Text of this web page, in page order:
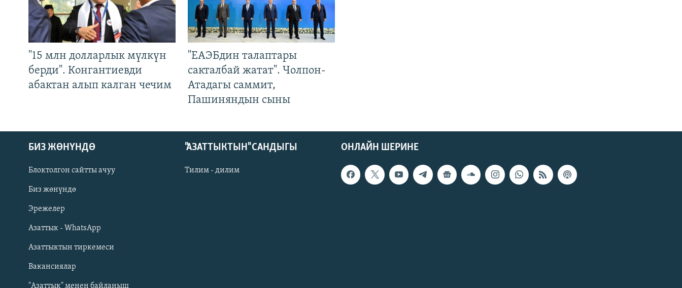
Русский
ОНЛАЙН ШЕРИНЕ
"15 млн долларлык мүлкүн
берди". Конгантиевди
абактан алып калган чечим
"ЕАЭБдин талаптары
сакталбай жатат". Чолпон-
Атадагы саммит,
Пашиняндын сыны
ОНЛАЙН ШЕРИНЕ
БИЗ ЖӨНҮНДӨ
Блоктолгон сайтты ачуу
Биз жөнүндө
Эрежелер
Азаттык - WhatsApp
Азаттыктын тиркемеси
Вакансиялар
"Азаттык" менен байланыш
"АЗАТТЫКТЫН" САНДЫГЫ
Тилим - дилим